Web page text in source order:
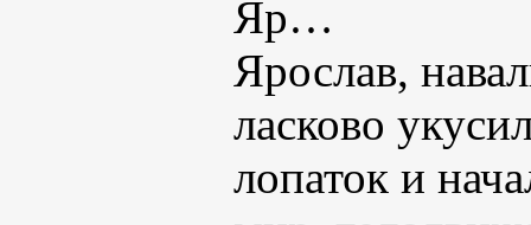
Яр…
Ярослав,
ласково
лопаток и